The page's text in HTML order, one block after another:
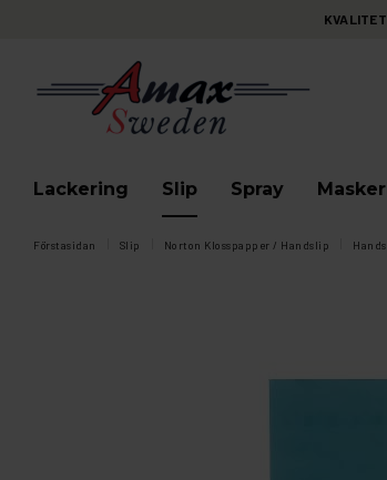
Lackering Slip Spray
Förstasidan Slip Norton Klosspapper / Handslip